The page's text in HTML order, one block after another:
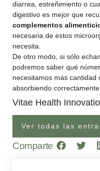
diarrea, estreñimiento o
digestivo es mejor que
complementos
necesaria de estos
necesita.
De otro modo, si sólo
podremos saber qué
necesitamos más cantidad
absorbiendo correctamente.
Vitae Health
Ver todas las
Comparte